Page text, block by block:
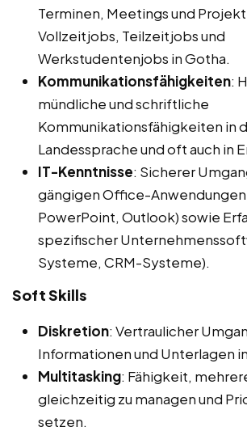
Terminen, Meetings und
Vollzeitjobs, Teilzeitjobs und
Werkstudentenjobs in Gotha.
Kommunikationsfähigkeiten:
mündliche und schriftliche
Kommunikationsfähigkeiten in
Landessprache und oft auch in
IT-Kenntnisse: Sicherer
gängigen Office-Anwendungen
PowerPoint, Outlook) sowie
spezifischer
Systeme, CRM-Systeme).
Soft Skills
Diskretion: Vertraulicher
Informationen und Unterlagen
Multitasking: Fähigkeit,
gleichzeitig zu managen und
setzen.